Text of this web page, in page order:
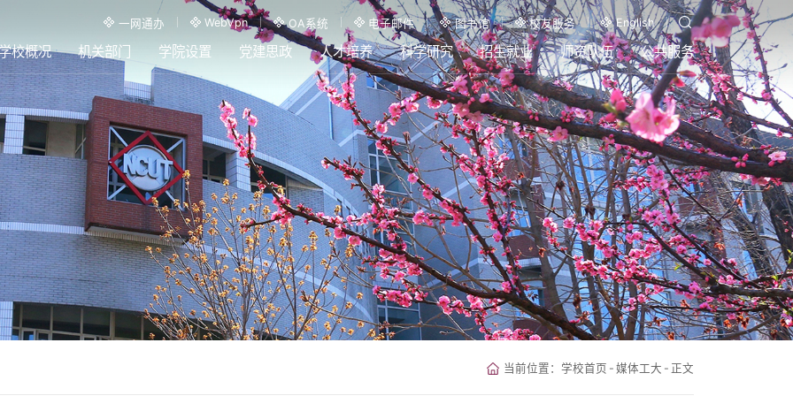
一网通办 WebVpn OA系统 电子邮件 图书馆 校友服务 English
校概况 机关部门 学院设置 党建思政 人才培养 科学研究 招生就业 师资队伍 公共服务
当前位置： 学校首页 - 媒体工大 - 正文